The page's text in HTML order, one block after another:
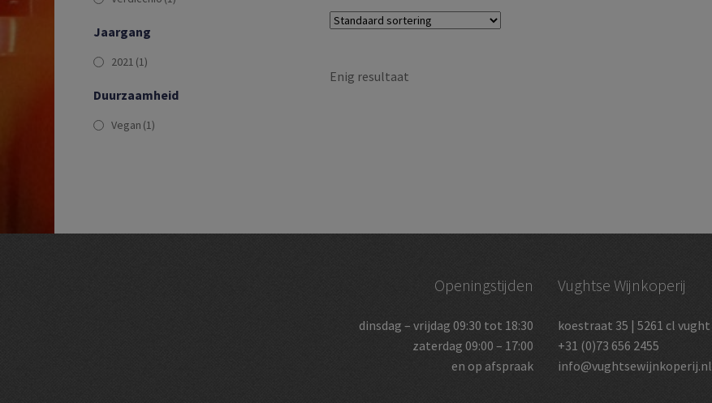
Enig resultaat
Jaargang
2021 (1)
Duurzaamheid
Vegan (1)
Openingstijden
dinsdag – vrijdag 09:30 tot 18:30
zaterdag 09:00 – 17:00
en op afspraak
Vughtse Wijnkoperij
koestraat 35 | 5261 cl vught
+31 (0)73 656 2455
info@vughtsewijnkoperij.nl